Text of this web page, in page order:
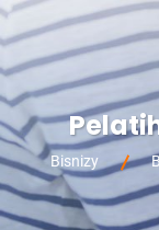
Bisnizy